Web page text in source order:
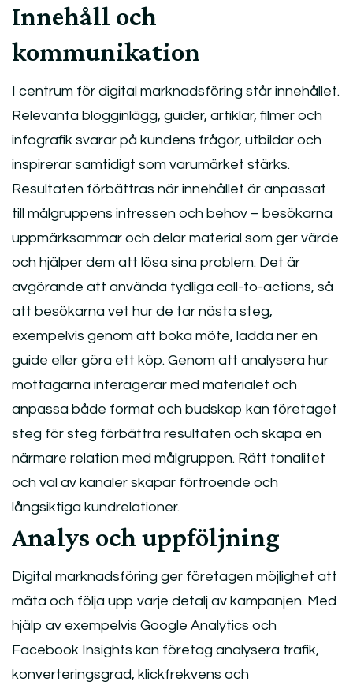
Innehåll och
kommunikation
I centrum för digital marknadsföring står innehållet.
Relevanta blogginlägg, guider, artiklar, filmer och
infografik svarar på kundens frågor, utbildar och
inspirerar samtidigt som varumärket stärks.
Resultaten förbättras när innehållet är anpassat
till målgruppens intressen och behov – besökarna
uppmärksammar och delar material som ger värde
och hjälper dem att lösa sina problem. Det är
avgörande att använda tydliga call-to-actions, så
att besökarna vet hur de tar nästa steg,
exempelvis genom att boka möte, ladda ner en
guide eller göra ett köp. Genom att analysera hur
mottagarna interagerar med materialet och
anpassa både format och budskap kan företaget
steg för steg förbättra resultaten och skapa en
närmare relation med målgruppen. Rätt tonalitet
och val av kanaler skapar förtroende och
långsiktiga kundrelationer.
Analys och uppföljning
Digital marknadsföring ger företagen möjlighet att
mäta och följa upp varje detalj av kampanjen. Med
hjälp av exempelvis Google Analytics och
Facebook Insights kan företag analysera trafik,
konverteringsgrad, klickfrekvens och